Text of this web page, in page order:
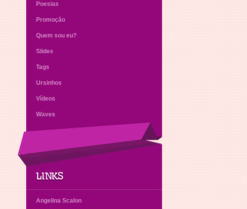
Poesias
Promoção
Quem sou eu?
Slides
Tags
Ursinhos
Vídeos
Waves
LINKS
Angelina Scalon